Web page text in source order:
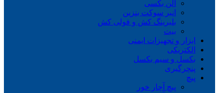
آلن بکسی
انبر سوکت بنزین
بلبرینگ کش و فولی کش
بیت
ابزار و تجهیزات ایمنی
الکتریکی
بکسل و سیم بکسل
پنچرگیری
پیچ
پیچ آچار خور